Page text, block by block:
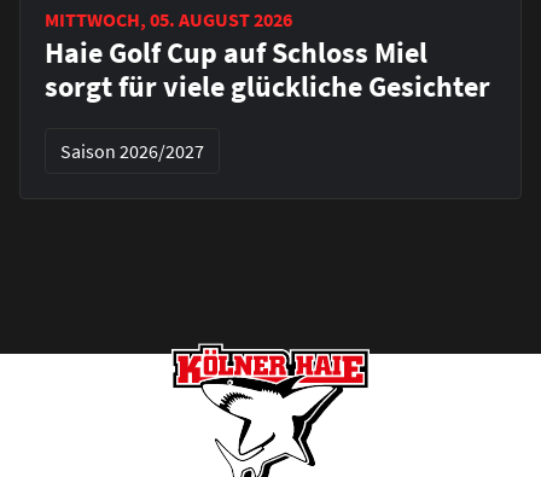
MITTWOCH, 05. AUGUST 2026
Haie Golf Cup auf Schloss Miel
sorgt für viele glückliche Gesichter
Saison 2026/2027